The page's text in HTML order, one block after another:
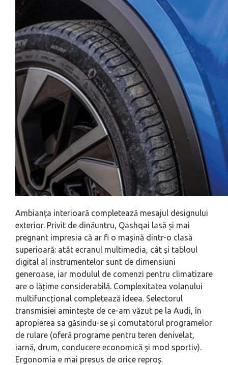
Ambianța interioară completează mesajul designului
exterior. Privit de dinăuntru, Qashqai lasă și mai
pregnant impresia că ar fi o mașină dintr-o clasă
superioară: atât ecranul multimedia, cât și tabloul
digital al instrumentelor sunt de dimensiuni
generoase, iar modulul de comenzi pentru climatizare
are o lățime considerabilă. Complexitatea volanului
multifuncțional completează ideea. Selectorul
transmisiei amintește de ce-am văzut pe la Audi, în
apropierea sa găsindu-se și comutatorul programelor
de rulare (oferă programe pentru teren denivelat,
iarnă, drum, conducere economică și mod sportiv).
Ergonomia e mai presus de orice reproș.